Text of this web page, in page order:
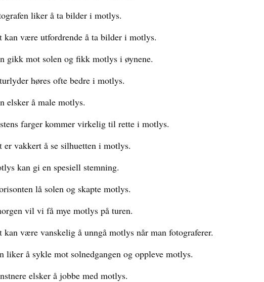
liker å ta bilder i motlys.
kan være utfordrende å ta bilder i motlys.
gikk mot solen og fikk motlys i øynene.
høres ofte bedre i motlys.
elsker å male motlys.
farger kommer virkelig til rette i motlys.
er vakkert å se silhuetten i motlys.
kan gi en spesiell stemning.
lå solen og skapte motlys.
vil vi få mye motlys på turen.
kan være vanskelig å unngå motlys når man fotograferer.
liker å sykle mot solnedgangen og oppleve motlys.
elsker å jobbe med motlys.